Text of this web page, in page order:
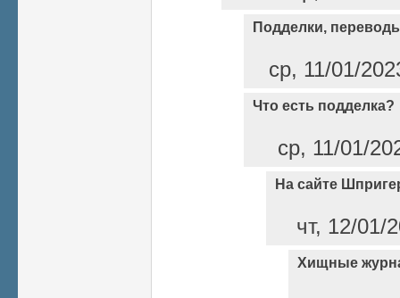
Подделки,
ср, 11/01/
Что есть подделка?
ср, 11/01/
На сайте
чт, 12/01/
Хищные